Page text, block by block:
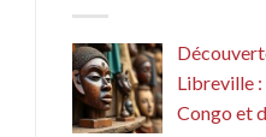
Libreville :
Congo et